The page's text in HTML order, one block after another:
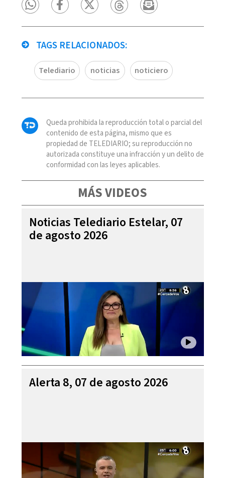
TAGS RELACIONADOS:
Telediario noticias noticiero
Queda prohibida la reproducción total o parcial del
contenido de esta página, mismo que es
propiedad de TELEDIARIO; su reproducción no
autorizada constituye una infracción y un delito de
conformidad con las leyes aplicables.
MÁS VIDEOS
Noticias Telediario Estelar, 07
de agosto 2026
Alerta 8, 07 de agosto 2026